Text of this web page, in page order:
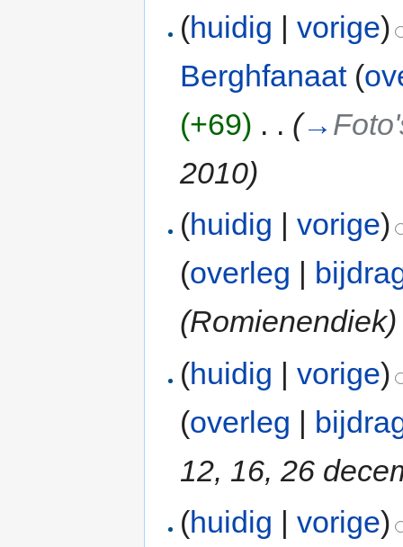
(huidig |vorige)
Berghfanaat (
(+69) . . (→
2010)
(huidig |vorige)
(overleg |
(Romienendiek)
(huidig |vorige)
(overleg |
12, 16, 26
(huidig |vorige)